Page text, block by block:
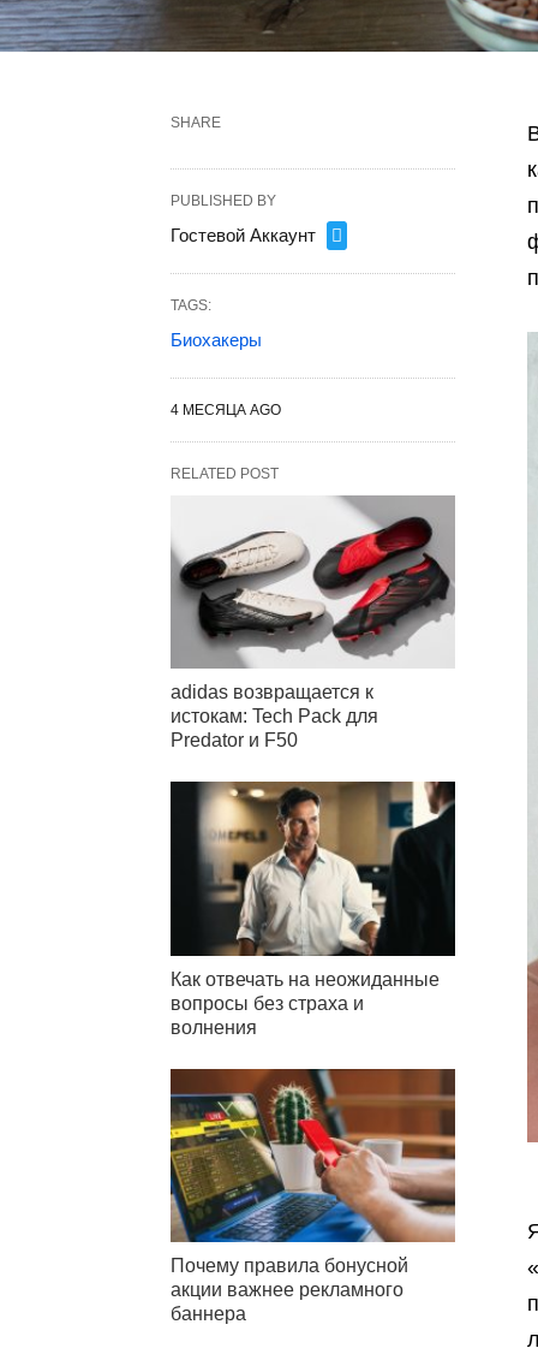
SHARE
PUBLISHED BY
Гостевой Аккаунт
TAGS:
Биохакеры
4 МЕСЯЦА AGO
RELATED POST
adidas возвращается к
истокам: Tech Pack для
Predator и F50
Как отвечать на неожиданные
вопросы без страха и
волнения
Почему правила бонусной
акции важнее рекламного
баннера